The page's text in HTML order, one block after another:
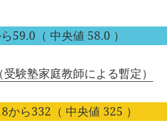
59.0（ 中央値 58.0 ）
験塾家庭教師による暫定）
から332（ 中央値 325 ）